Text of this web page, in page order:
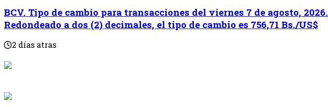
BCV. Tipo de cambio para transacciones del viernes 7 de agosto, 2026.
Redondeado a dos (2) decimales, el tipo de cambio es 756,71 Bs./US$
2 días atras